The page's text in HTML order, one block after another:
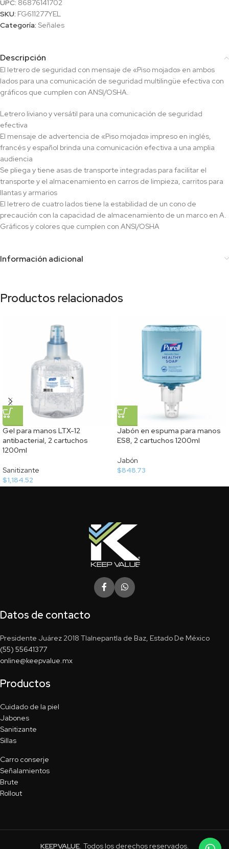
UPC: 86876141702
SKU: FG611277YEL
Categoría: Señales
Descripción
El letrero de seguridad con mensaje de «Piso mojado» en ambos
lados para una comunicación de seguridad multilingüe efectiva con
gráficos que cumplen con ANSI/OSHA.
Letrero liviano y versátil para una comunicación de seguridad
efectiva
El mensaje de advertencia de «Piso mojado» impreso en inglés,
francés y español brinda una comunicación efectiva a una amplia
audiencia
Se pliega y tiene asas de transporte integradas para facilitar el
transporte y el almacenamiento en carros de limpieza, carritos para
llantas y armarios
El letrero de cuatro lados tiene la estabilidad de un cono de
precaución con la capacidad de almacenamiento de un marco en A.
Gráficos y colores que cumplen con ANSI/OSHA
Información adicional
Productos relacionados
Gel para manos LTX-12
antibacterial, 2 cartuchos
1200ml
Sanitizante
$1,184.52
Jabón en espuma para manos
ES8, 2 cartuchos 1200ml
Jabón
$848.73
Datos de contacto
Presidente Juárez 2018 Tlalnepantla de Baz, Estado De México
(55) 55641377
online@keepvalue.mx
Productos
Cuidado de la piel
Jabones
Sanitizante
Sillas
Carro conserje
Señalamientos
Brute
Rollout
KEEPVALUE. Todos los derechos reservados.